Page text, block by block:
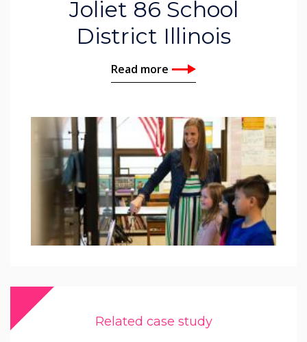
Joliet 86 School
District Illinois
Read more
Related case study